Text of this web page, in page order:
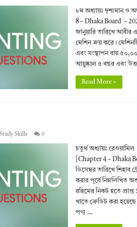
৮ম অধ্যায়ঃ দৃশ্যমান ও
8 – Dhaka Board –
জানুয়ারি তারিখে আবীর
মেশিন ক্রয় করে।
এবং সংস্থাপন বায়
আয়ুষ্কাল ৫ বছর এবং
Read More »
Study Skills 0
চতুর্থ অধ্যায়ঃ
[Chapter 4 – Dhaka
ডিসেম্বর তারিখে শিহাব
করার পূর্বে নিম্নলিখিত
রহিমের নিকট হতে
খাতে ক্রেডিট করা
পণ্য …